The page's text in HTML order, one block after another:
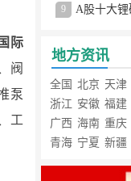
际
阀
泵
工
9
地方资讯
全国 北京 天津
浙江 安徽 福建
广西 海南 重庆
青海 宁夏 新疆